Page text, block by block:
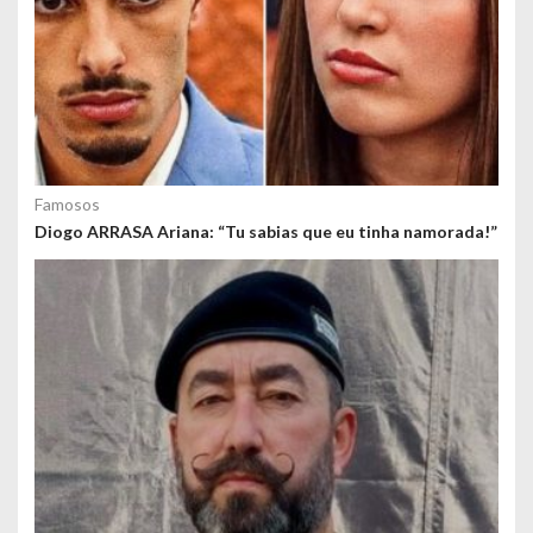
Famosos
Diogo ARRASA Ariana: “Tu sabias que eu tinha namorada!”